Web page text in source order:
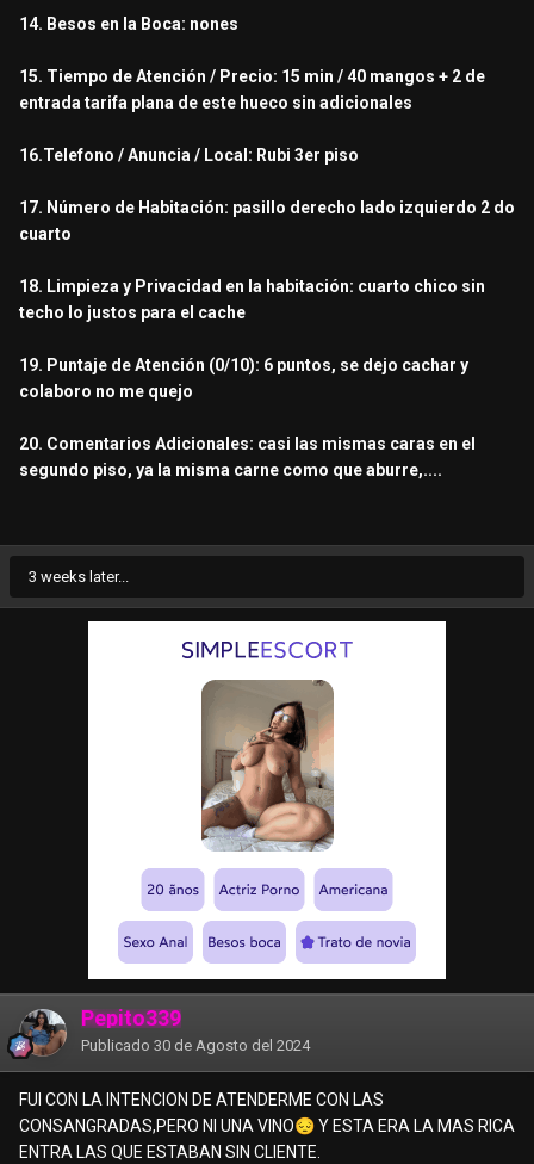
14. Besos en la Boca: nones
15. Tiempo de Atención / Precio: 15 min / 40 mangos + 2 de
entrada tarifa plana de este hueco sin adicionales
16.Telefono / Anuncia / Local: Rubi 3er piso
17. Número de Habitación: pasillo derecho lado izquierdo 2 do
cuarto
18. Limpieza y Privacidad en la habitación: cuarto chico sin
techo lo justos para el cache
19. Puntaje de Atención (0/10): 6 puntos, se dejo cachar y
colaboro no me quejo
20. Comentarios Adicionales: casi las mismas caras en el
segundo piso, ya la misma carne como que aburre,....
3 weeks later...
Pepito339
Publicado 30 de Agosto del 2024
FUI CON LA INTENCION DE ATENDERME CON LAS
CONSANGRADAS,PERO NI UNA VINO😔Y ESTA ERA LA MAS RICA
ENTRA LAS QUE ESTABAN SIN CLIENTE.